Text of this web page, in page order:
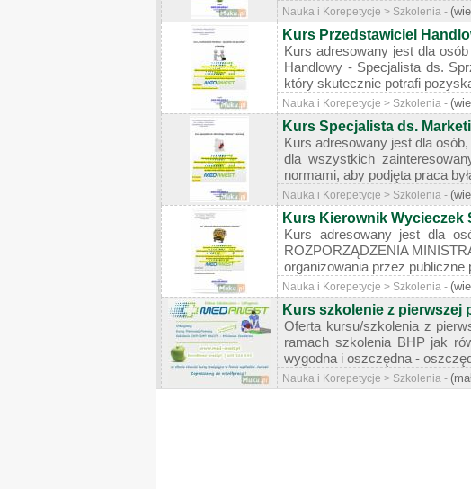
Nauka i Korepetycje > Szkolenia -
Kurs Przedstawiciel
Kurs adresowany jest dla
Handlowy - Specjalista ds.
który skutecznie potrafi
Nauka i Korepetycje > Szkolenia -
Kurs Specjalista ds.
Kurs adresowany jest dla
dla wszystkich
normami, aby podjęta praca
Nauka i Korepetycje > Szkolenia -
Kurs Kierownik Wycieczek
Kurs adresowany jest dla
ROZPORZĄDZENIA
organizowania przez
Nauka i Korepetycje > Szkolenia -
Kurs szkolenie z pierwszej
Oferta kursu/szkolenia z
ramach szkolenia BHP jak
wygodna i oszczędna -
Nauka i Korepetycje > Szkolenia -